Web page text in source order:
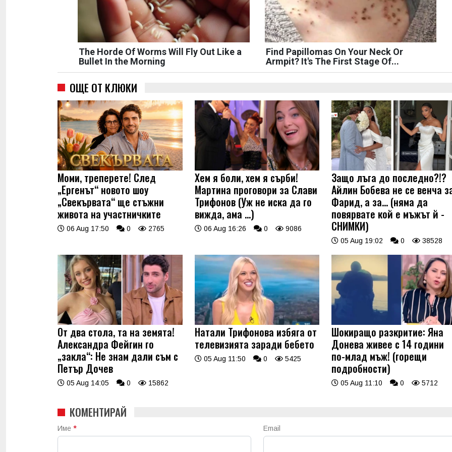
The Horde Of Worms Will Fly Out Like a
Bullet In the Morning
Find Papillomas On Your Neck Or
Armpit? It's The First Stage Of...
ОЩЕ ОТ КЛЮКИ
Моми, треперете! След
„Ергенът“ новото шоу
„Свекървата“ ще стъжни
живота на участничките
06 Aug 17:50 0 2765
Хем я боли, хем я сърби!
Мартина проговори за Слави
Трифонов (Уж не иска да го
вижда, ама …)
06 Aug 16:26 0 9086
Защо лъга до последно?!?
Айлин Бобева не се венча
Фарид, а за... (няма да
повярвате кой е мъжът й -
СНИМКИ)
05 Aug 19:02 0 38528
От два стола, та на земята!
Александра Фейгин го
„закла“: Не знам дали съм с
Петър Дочев
05 Aug 14:05 0 15862
Натали Трифонова избяга от
телевизията заради бебето
05 Aug 11:50 0 5425
Шокиращо разкритие: Яна
Донева живее с 14 години
по-млад мъж! (горещи
подробности)
05 Aug 11:10 0 5712
КОМЕНТИРАЙ
Име * Email